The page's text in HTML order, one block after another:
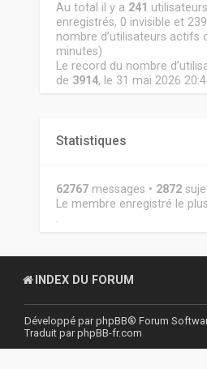
Au total il y a 241
enregistrés, 0 invisible et
nombre d’utilisateurs actifs
minutes)
Le record du nombre
de 3914, le 31 mai 2026
Statistiques
62767messages • 2872
Le membre enregistré le
.
INDEX DU FORUM
Développé parphpBB® Forum
Traduit parphpBB-fr.com